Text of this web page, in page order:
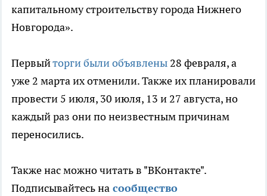
капитальному строительству города Нижнего
Новгорода».
Первыйторги были объявлены 28 февраля, а
уже 2 марта их отменили. Также их планировали
провести 5 июля, 30 июля, 13 и 27 августа, но
каждый раз они по неизвестным причинам
переносились.
Также нас можно читать в "ВКонтакте".
Подписывайтесь на сообщество